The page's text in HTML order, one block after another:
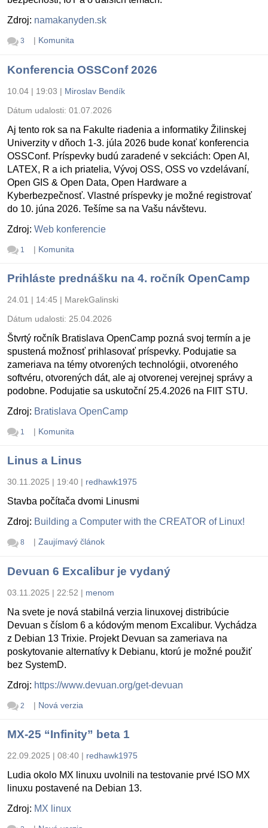
Zdroj: namakanyden.sk
3 | Komunita
Konferencia OSSConf 2026
10.04 | 19:03 | Miroslav Bendík
Dátum udalosti: 01.07.2026
Aj tento rok sa na Fakulte riadenia a informatiky Žilinskej
Univerzity v dňoch 1-3. júla 2026 bude konať konferencia
OSSConf. Príspevky budú zaradené v sekciách: Open AI,
LATEX, R a ich priatelia, Vývoj OSS, OSS vo vzdelávaní,
Open GIS & Open Data, Open Hardware a
Kyberbezpečnosť. Vlastné príspevky je možné registrovať
do 10. júna 2026. Tešíme sa na Vašu návštevu.
Zdroj: Web konferencie
1 | Komunita
Prihláste prednášku na 4. ročník OpenCamp
24.01 | 14:45 | MarekGalinski
Dátum udalosti: 25.04.2026
Štvrtý ročník Bratislava OpenCamp pozná svoj termín a je
spustená možnosť prihlasovať príspevky. Podujatie sa
zameriava na témy otvorených technológii, otvoreného
softvéru, otvorených dát, ale aj otvorenej verejnej správy a
podobne. Podujatie sa uskutoční 25.4.2026 na FIIT STU.
Zdroj: Bratislava OpenCamp
1 | Komunita
Linus a Linus
30.11.2025 | 19:40 | redhawk1975
Stavba počítača dvomi Linusmi
Zdroj: Building a Computer with the CREATOR of Linux!
8 | Zaujímavý článok
Devuan 6 Excalibur je vydaný
03.11.2025 | 22:52 | menom
Na svete je nová stabilná verzia linuxovej distribúcie
Devuan s číslom 6 a kódovým menom Excalibur. Vychádza
z Debian 13 Trixie. Projekt Devuan sa zameriava na
poskytovanie alternatívy k Debianu, ktorú je možné použiť
bez SystemD.
Zdroj: https://www.devuan.org/get-devuan
2 | Nová verzia
MX-25 “Infinity” beta 1
22.09.2025 | 08:40 | redhawk1975
Ludia okolo MX linuxu uvolnili na testovanie prvé ISO MX
linuxu postavené na Debian 13.
Zdroj: MX linux